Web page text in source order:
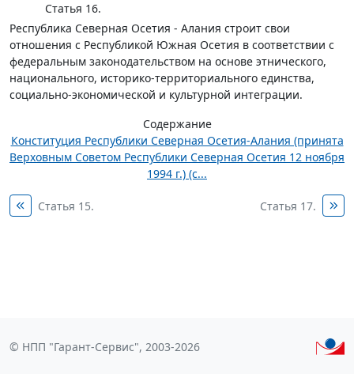
Статья 16.
Республика Северная Осетия - Алания строит свои
отношения с Республикой Южная Осетия в соответствии с
федеральным законодательством на основе этнического,
национального, историко-территориального единства,
социально-экономической и культурной интеграции.
Содержание
Конституция Республики Северная Осетия-Алания (принята
Верховным Советом Республики Северная Осетия 12 ноября
1994 г.) (с...
Статья 15. Статья 17.
© НПП "Гарант-Сервис", 2003-2026